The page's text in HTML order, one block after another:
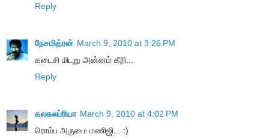
Reply
நேசமித்ரன் March 9, 2010 at 3:26 PM
கடைசி மிடறு அன்னம் கீறி...
Reply
கலகலப்ரியா March 9, 2010 at 4:02 PM
ரொம்ப அருமை மணிஜி... :)